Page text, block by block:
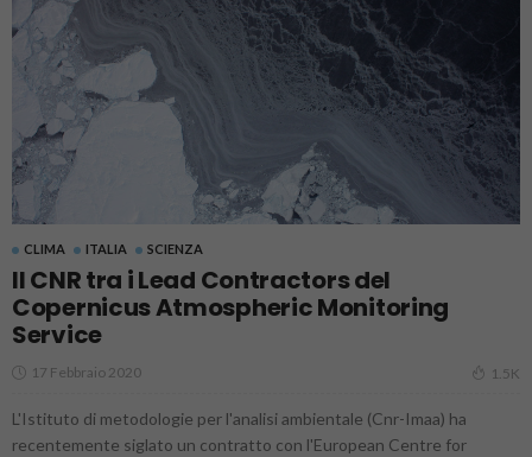
CLIMA ITALIA SCIENZA
Il CNR tra i Lead Contractors del
Copernicus Atmospheric Monitoring
Service
17 Febbraio 2020 1.5K
L'Istituto di metodologie per l'analisi ambientale (Cnr-Imaa) ha
recentemente siglato un contratto con l'European Centre for